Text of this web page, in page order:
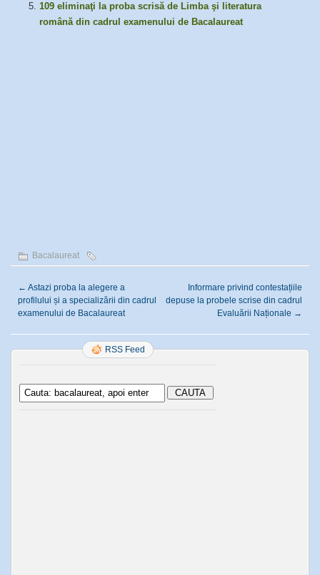
109 eliminaţi la proba scrisă de Limba şi literatura
română din cadrul examenului de Bacalaureat
Bacalaureat
← Astazi proba la alegere a
profilului și a specializării din cadrul
examenului de Bacalaureat
Informare privind contestațiile
depuse la probele scrise din cadrul
Evaluării Naționale →
RSS Feed